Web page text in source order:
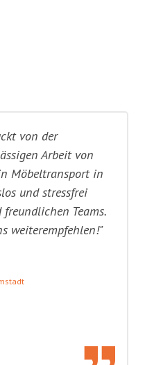
von der
Arbeit von
Möbeltransport in
und stressfrei
Teams.
weiterempfehlen!"